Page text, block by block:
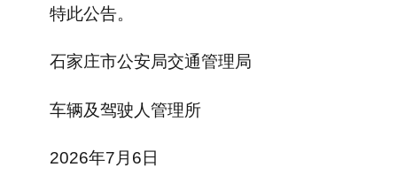
特此公告。
石家庄市公安局交通管理局
车辆及驾驶人管理所
2026年7月6日